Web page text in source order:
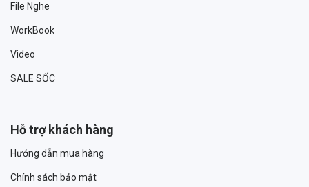
File Nghe
WorkBook
Video
SALE SỐC
Hỗ trợ khách hàng
Hướng dẫn mua hàng
Chính sách bảo mật